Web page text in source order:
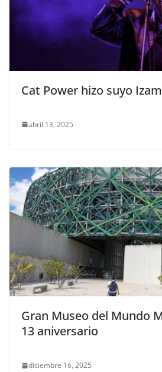
Cat Power hizo suyo
abril 13, 2025
Gran Museo del Mundo
13 aniversario
diciembre 16, 2025